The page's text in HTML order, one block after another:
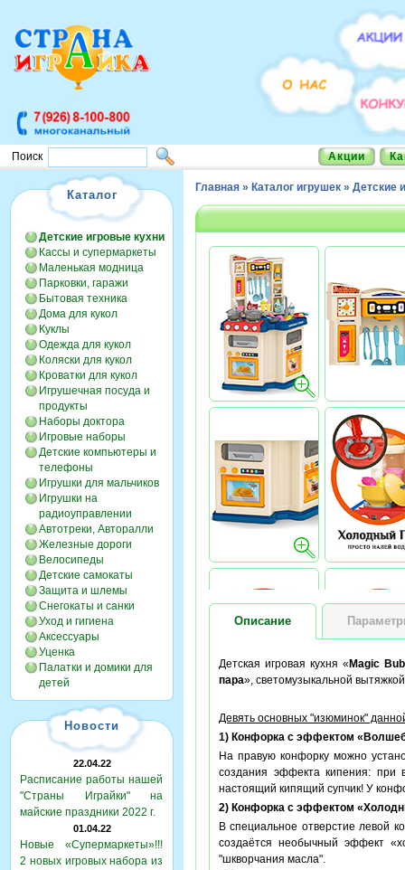
Поиск Акции
Каталог
Детские игровые кухни
Кассы и супермаркеты
Маленькая модница
Парковки, гаражи
Бытовая техника
Дома для кукол
Куклы
Одежда для кукол
Коляски для кукол
Кроватки для кукол
Игрушечная посуда и
продукты
Наборы доктора
Игровые наборы
Детские компьютеры и
телефоны
Игрушки для мальчиков
Игрушки на
радиоуправлении
Автотреки, Авторалли
Железные дороги
Велосипеды
Детские самокаты
Защита и шлемы
Снегокаты и санки
Уход и гигиена
Аксессуары
Уценка
Палатки и домики для
детей
Новости
22.04.22
Расписание работы нашей
"Страны Играйки" на
майские праздники 2022 г.
01.04.22
Новые «Супермаркеты»!!!
2 новых игровых набора из
Главная » Каталог игрушек » Детские
Описание
Детская игровая кухня « Magic
пара», светомузыкальной
Девять основных "изюминок"
1) Конфорка с эффектом
На правую конфорку можно
создания эффекта кипения: при
настоящий кипящий супчик! У
2) Конфорка с эффектом
В специальное отверстие левой
создаётся необычный эффект
"шкворчания масла".